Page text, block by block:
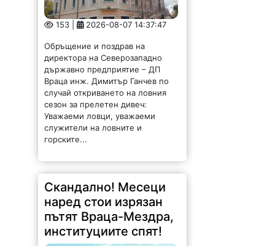
1082 | 2026-08-07 13:53:08
От няколко месеца главният път
Враца-Мездра стои с премахнат
водачите и автомобилите, които
буквално...